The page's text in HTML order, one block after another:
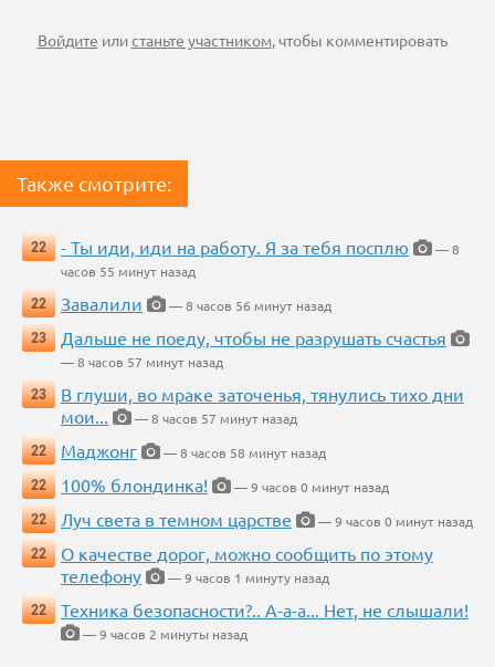
Войдите илистаньте участником, чтобы комментировать
Также смотрите:
22 - Ты иди, иди на работу. Я за тебя посплю
— 8
часов 55 минут назад
22
Завалили
— 8 часов 56 минут назад
23
Дальше не поеду, чтобы не разрушать счастья
— 8 часов 57 минут назад
23
В глуши, во мраке заточенья, тянулись тихо дни
мои...
— 8 часов 57 минут назад
22
Маджонг
— 8 часов 58 минут назад
22
100% блондинка!
— 9 часов 0 минут назад
22
Луч света в темном царстве
— 9 часов 0 минут назад
22
О качестве дорог, можно сообщить по этому
телефону
— 9 часов 1 минуту назад
22
Техника безопасности?.. А-а-а... Нет, не слышали!
— 9 часов 2 минуты назад